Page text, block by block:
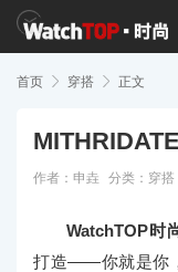
首页  穿搭  正文
作者：申垚 分类： 穿搭
WatchTOP时
打造——你就是你